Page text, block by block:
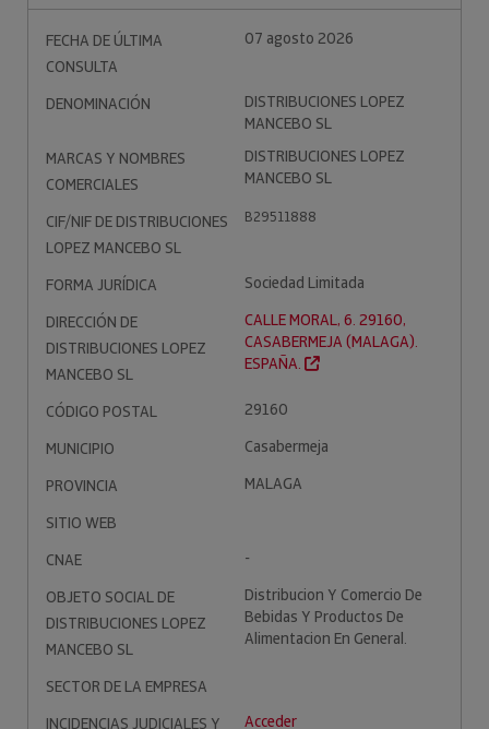
FECHA DE ÚLTIMA
CONSULTA
07 agosto 2026
DENOMINACIÓN
DISTRIBUCIONES LOPEZ
MANCEBO SL
MARCAS Y NOMBRES
COMERCIALES
DISTRIBUCIONES LOPEZ
MANCEBO SL
CIF/NIF DE DISTRIBUCIONES
LOPEZ MANCEBO SL
B29511888
FORMA JURÍDICA
Sociedad Limitada
DIRECCIÓN DE
DISTRIBUCIONES LOPEZ
MANCEBO SL
CALLE MORAL, 6. 29160,
CASABERMEJA (MALAGA).
ESPAÑA.
CÓDIGO POSTAL
29160
MUNICIPIO
Casabermeja
PROVINCIA
MALAGA
SITIO WEB
CNAE
-
OBJETO SOCIAL DE
DISTRIBUCIONES LOPEZ
MANCEBO SL
Distribucion Y Comercio De
Bebidas Y Productos De
Alimentacion En General.
SECTOR DE LA EMPRESA
INCIDENCIAS JUDICIALES Y
Acceder